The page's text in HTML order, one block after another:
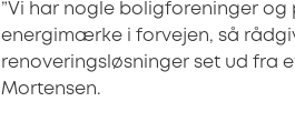
”Vi har nogle boligforeninger
energimærke i forvejen, så
renoveringsløsninger set ud fra
Mortensen.